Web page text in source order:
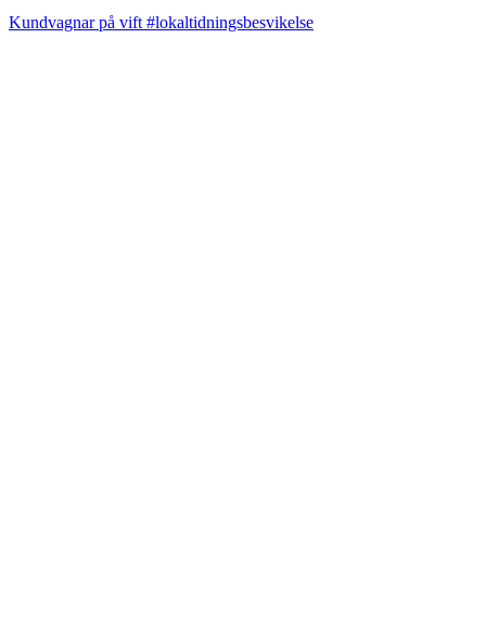
Kundvagnar på vift #lokaltidningsbesvikelse